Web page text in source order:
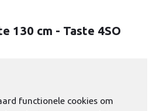
130 cm - Taste 4SO
functionele cookies om